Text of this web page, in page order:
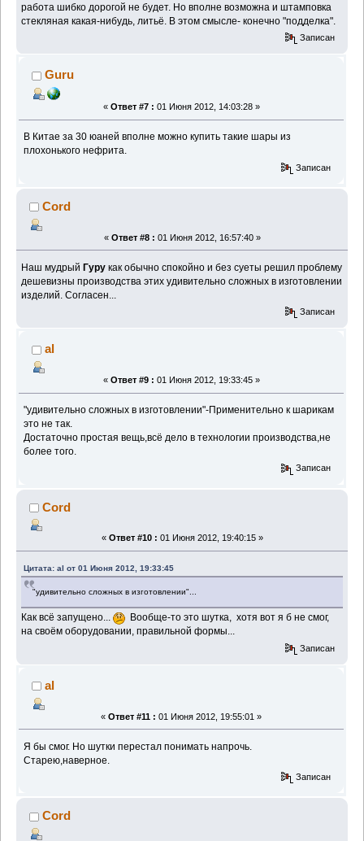
работа шибко дорогой не будет. Но вполне возможна и штамповка
стекляная какая-нибудь, литьё. В этом смысле- конечно "подделка".
Записан
Guru
« Ответ #7 : 01 Июня 2012, 14:03:28 »
В Китае за 30 юаней вполне можно купить такие шары из
плохонького нефрита.
Записан
Cord
« Ответ #8 : 01 Июня 2012, 16:57:40 »
Наш мудрыйГуру как обычно спокойно и без суеты решил проблему
дешевизны производства этих удивительно сложных в изготовлении
изделий. Согласен...
Записан
al
« Ответ #9 : 01 Июня 2012, 19:33:45 »
"удивительно сложных в изготовлении"-Применительно к шарикам
это не так.
Достаточно простая вещь,всё дело в технологии производства,не
более того.
Записан
Cord
« Ответ #10 : 01 Июня 2012, 19:40:15 »
Цитата: al от 01 Июня 2012, 19:33:45
"удивительно сложных в изготовлении"...
Как всё запущено...
Вообще-то это шутка, хотя вот я б не смог,
на своём оборудовании, правильной формы...
Записан
al
« Ответ #11 : 01 Июня 2012, 19:55:01 »
Я бы смог. Но шутки перестал понимать напрочь.
Старею,наверное.
Записан
Cord